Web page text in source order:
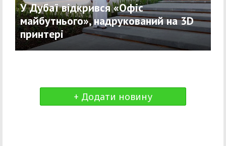
У Дубаї відкрився «Офіс
майбутнього», надрукований на 3D
принтері
+ Додати новину